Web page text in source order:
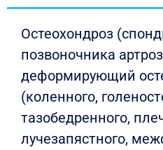
Остеохондроз
позвоночника
деформирующий
(коленного,
тазобедренного,
лучезапястного,